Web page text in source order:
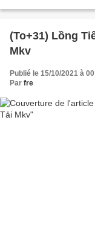
(To+31) Lồng
Mkv
Publié le 15/10/2021 à
Par fre